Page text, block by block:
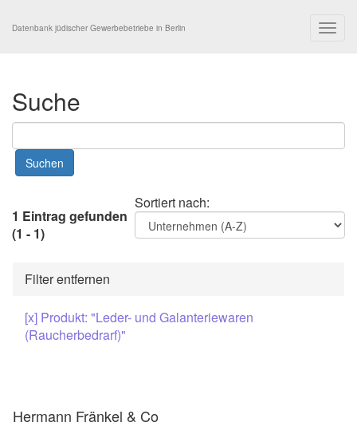
Datenbank jüdischer Gewerbebetriebe in Berlin
Suche
Sortiert nach:
1 Eintrag gefunden
(1 - 1)
Filter entfernen
[x] Produkt: "Leder- und Galanteriewaren
(Raucherbedrarf)"
Hermann Fränkel & Co